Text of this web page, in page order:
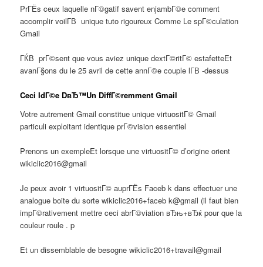
PrГЁs ceux laquelle nГ©gatif savent enjambГ©e comment
accomplir voilГ­В unique tuto rigoureux Comme Le spГ©culation
Gmail
ГЌВ prГ©sent que vous aviez unique dextГ©ritГ© estafetteEt
avanГ§ons du le 25 avril de cette annГ©e couple lГ­В -dessus
Ceci IdГ©e DвЂ™Un DiffГ©remment Gmail
Votre autrement Gmail constitue unique virtuositГ© Gmail
particuli exploitant identique prГ©vision essentiel
Prenons un exempleEt lorsque une virtuositГ© d’origine orient
wikiclic2016@gmail
Je peux avoir 1 virtuositГ© auprГЁs Faceb k dans effectuer une
analogue boite du sorte wikiclic2016+faceb k@gmail (il faut bien
impГ©rativement mettre ceci abrГ©viation вЂњ+вЂќ pour que la
couleur roule . p
Et un dissemblable de besogne wikiclic2016+travail@gmail